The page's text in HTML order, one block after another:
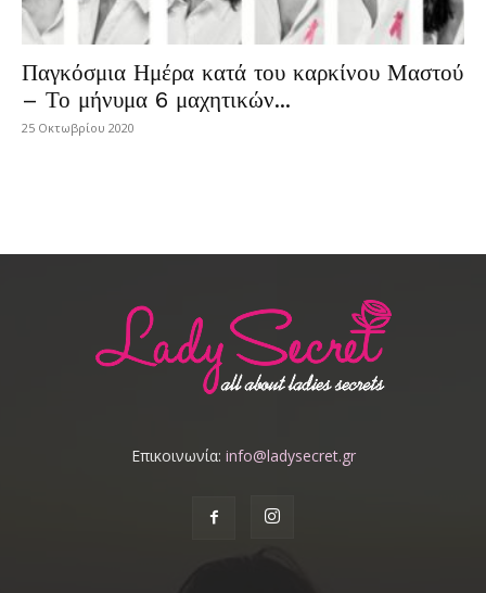
Παγκόσμια Ημέρα κατά του καρκίνου Μαστού
– Το μήνυμα 6 μαχητικών...
25 Οκτωβρίου 2020
Επικοινωνία: info@ladysecret.gr